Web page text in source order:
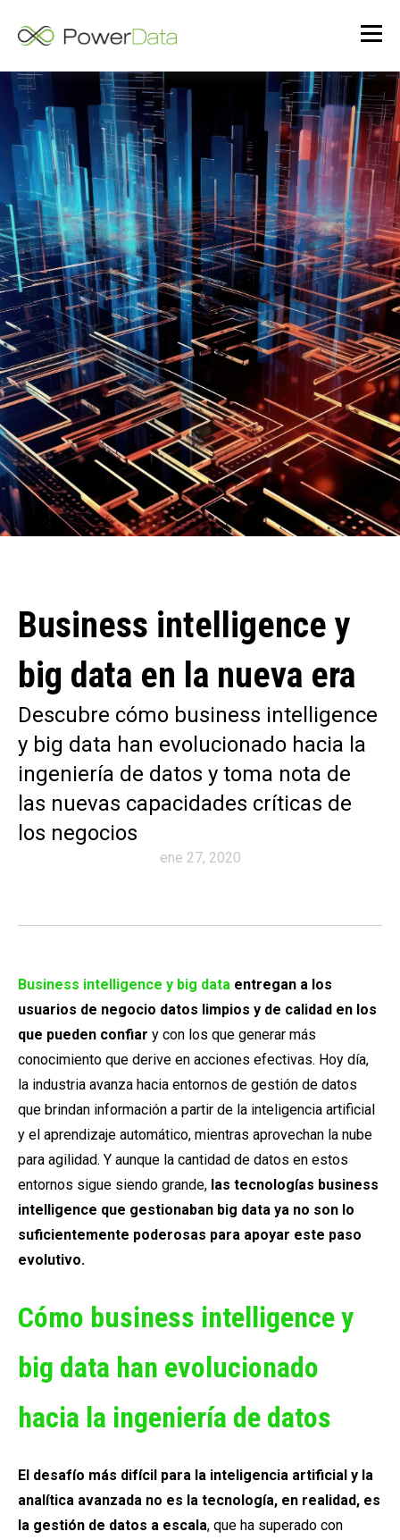
Business intelligence y
big data en la nueva era
Descubre cómo business intelligence
y big data han evolucionado hacia la
ingeniería de datos y toma nota de
las nuevas capacidades críticas de
los negocios
ene 27, 2020
Business intelligence y big data entregan a los
usuarios de negocio datos limpios y de calidad en los
que pueden confiar y con los que generar más
conocimiento que derive en acciones efectivas. Hoy día,
la industria avanza hacia entornos de gestión de datos
que brindan información a partir de la inteligencia artificial
y el aprendizaje automático, mientras aprovechan la nube
para agilidad. Y aunque la cantidad de datos en estos
entornos sigue siendo grande, las tecnologías business
intelligence que gestionaban big data ya no son lo
suficientemente poderosas para apoyar este paso
evolutivo.
Cómo business intelligence y
big data han evolucionado
hacia la ingeniería de datos
El desafío más difícil para la inteligencia artificial y la
analítica avanzada no es la tecnología, en realidad, es
la gestión de datos a escala, que ha superado con